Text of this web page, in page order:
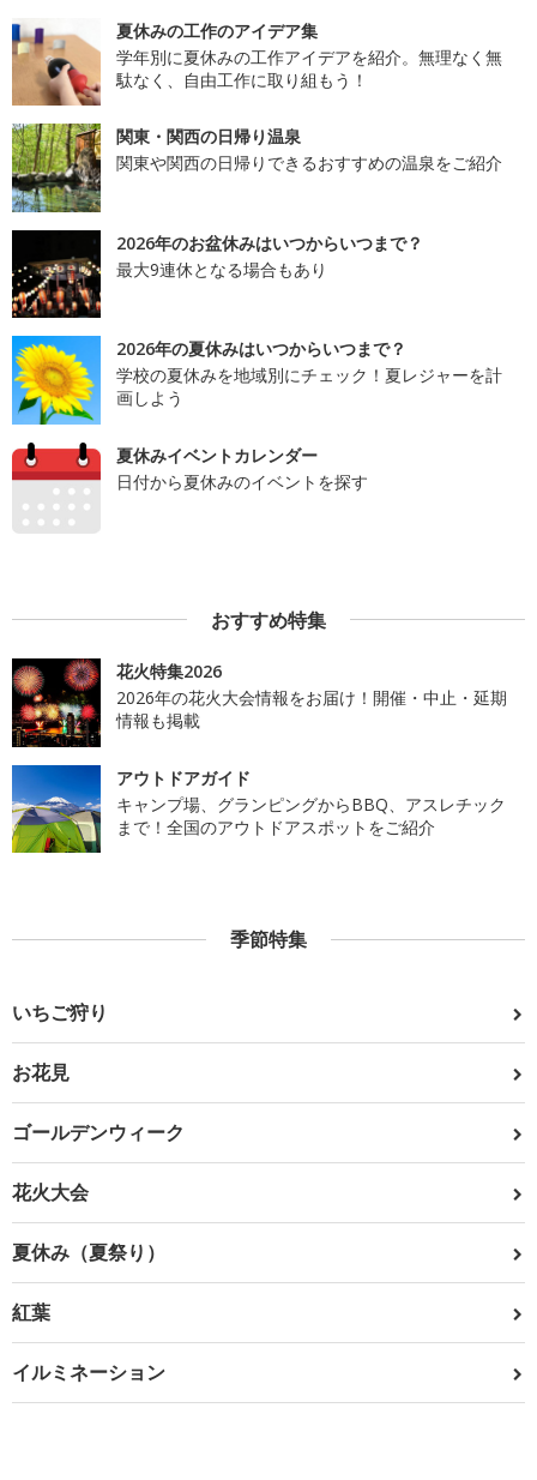
夏休みの工作のアイデア集
学年別に夏休みの工作アイデアを紹介。無理なく無
駄なく、自由工作に取り組もう！
関東・関西の日帰り温泉
関東や関西の日帰りできるおすすめの温泉をご紹介
2026年のお盆休みはいつからいつまで？
最大9連休となる場合もあり
2026年の夏休みはいつからいつまで？
学校の夏休みを地域別にチェック！夏レジャーを計
画しよう
夏休みイベントカレンダー
日付から夏休みのイベントを探す
おすすめ特集
花火特集2026
2026年の花火大会情報をお届け！開催・中止・延期
情報も掲載
アウトドアガイド
キャンプ場、グランピングからBBQ、アスレチック
まで！全国のアウトドアスポットをご紹介
季節特集
いちご狩り
お花見
ゴールデンウィーク
花火大会
夏休み（夏祭り）
紅葉
イルミネーション